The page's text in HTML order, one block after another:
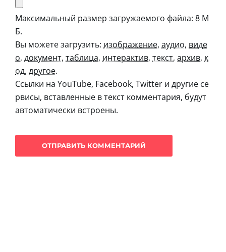
Максимальный размер загружаемого файла: 8 М
Б.
Вы можете загрузить: изображение, аудио, виде
о, документ, таблица, интерактив, текст, архив, к
од, другое.
Ссылки на YouTube, Facebook, Twitter и другие се
рвисы, вставленные в текст комментария, будут
автоматически встроены.